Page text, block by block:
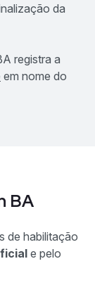
da
registra a
em nome do
BA
de habilitação
e pelo